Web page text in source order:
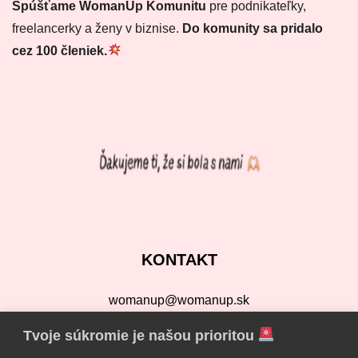
Tvoje súkromie je našou prioritou
Spúšťame WomanUp Komunitu pre podnikateľky,
freelancerky a ženy v biznise. Do komunity sa pridalo
cez 100 členiek.
KONTAKT
womanup@womanup.sk
900 42 Dunajská Lužná